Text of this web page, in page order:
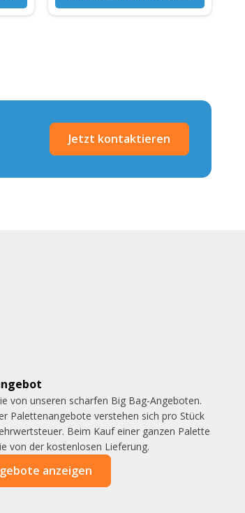
Jetzt kontaktieren
von unseren scharfen Big Bag-Angeboten.
Palettenangebote verstehen sich pro Stück
Beim Kauf einer ganzen Palette
von der kostenlosen Lieferung.
anzeigen